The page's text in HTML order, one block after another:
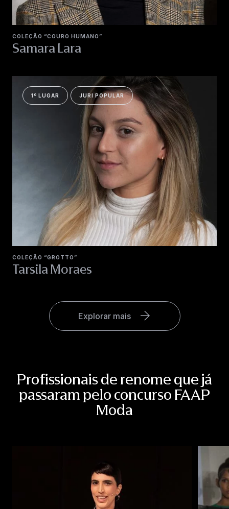
COLEÇÃO “COURO HUMANO”
Samara Lara
1º LUGAR JURI POPULAR
COLEÇÃO “GROTTO”
Tarsila Moraes
Explorar mais
Profissionais de renome que já
passaram pelo concurso FAAP
Moda